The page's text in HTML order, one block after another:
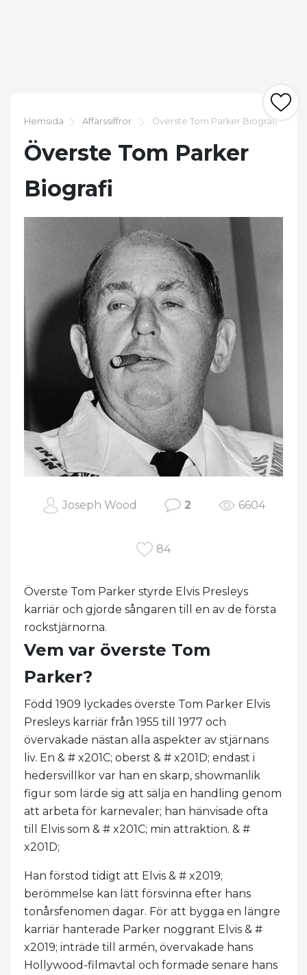
Hemsida Affärssiffror Överste Tom Parker Biografi
Överste Tom Parker
Biografi
Joseph Wood 2 6604
84
Överste Tom Parker styrde Elvis Presleys
karriär och gjorde sångaren till en av de första
rockstjärnorna.
Vem var överste Tom
Parker?
Född 1909 lyckades överste Tom Parker Elvis
Presleys karriär från 1955 till 1977 och
övervakade nästan alla aspekter av stjärnans
liv. En & # x201C; oberst & # x201D; endast i
hedersvillkor var han en skarp, showmanlik
figur som lärde sig att sälja en handling genom
att arbeta för karnevaler; han hänvisade ofta
till Elvis som & # x201C; min attraktion. & #
x201D;
Han förstod tidigt att Elvis & # x2019;
berömmelse kan lätt försvinna efter hans
tonårsfenomen dagar. För att bygga en längre
karriär hanterade Parker noggrant Elvis & #
x2019; inträde till armén, övervakade hans
Hollywood-filmavtal och formade senare hans